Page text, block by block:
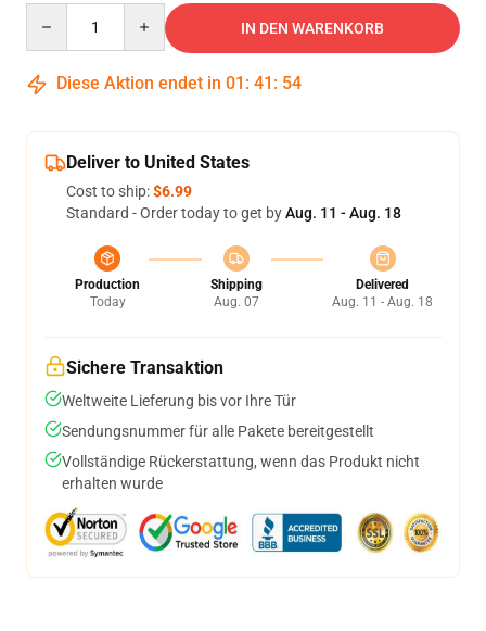
IN DEN WARENKORB
Diese Aktion endet in 01 : 41 : 53
Deliver to United States
Cost to ship:$6.99
Standard - Order today to get byAug. 11 - Aug. 18
Production
Today
Shipping
Aug. 07
Delivered
Aug. 11 - Aug. 18
Sichere Transaktion
Weltweite Lieferung bis vor Ihre Tür
Sendungsnummer für alle Pakete bereitgestellt
Vollständige Rückerstattung, wenn das Produkt nicht
erhalten wurde